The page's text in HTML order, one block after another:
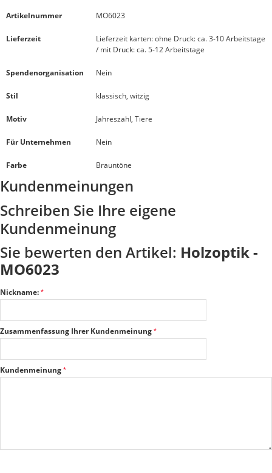
Artikelnummer MO6023
Lieferzeit
Lieferzeit karten: ohne Druck: ca. 3-10 Arbeitstage
/ mit Druck: ca. 5-12 Arbeitstage
Spendenorganisation Nein
Stil klassisch, witzig
Motiv Jahreszahl, Tiere
Für Unternehmen Nein
Farbe Brauntöne
Kundenmeinungen
Schreiben Sie Ihre eigene
Kundenmeinung
Sie bewerten den Artikel: Holzoptik -
MO6023
Nickname:
Zusammenfassung Ihrer Kundenmeinung
Kundenmeinung